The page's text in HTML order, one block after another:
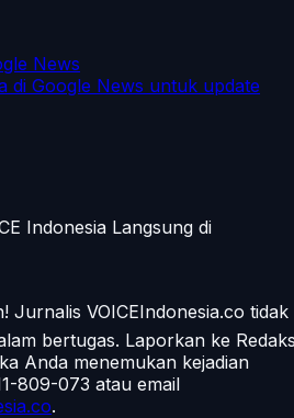
News
di Google News untuk update
Indonesia Langsung di
Jurnalis VOICEIndonesia.co tidak
bertugas. Laporkan ke
Anda menemukan kejadian
809-073 atau email
.